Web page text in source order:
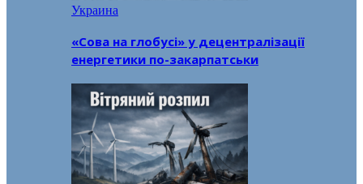
Украина
«Сова на глобусі» у децентралізації
енергетики по-закарпатськи